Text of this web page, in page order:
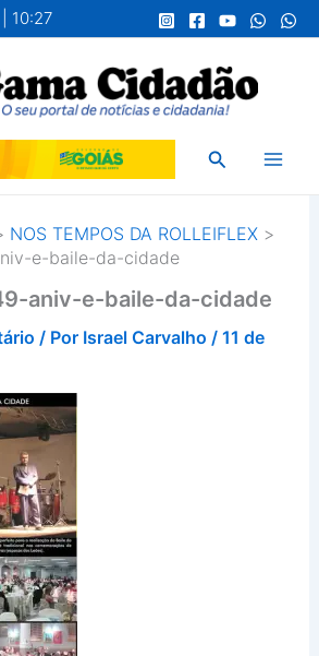
10:27
Pesquisar
NOS TEMPOS DA ROLLEIFLEX
e-baile-da-cidade
aniv-e-baile-da-cidade
/ Por Israel Carvalho / 11 de